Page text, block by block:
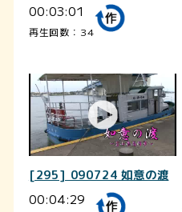
00:03:01
再生回数：34
[295] 090724 如意の渡
00:04:29